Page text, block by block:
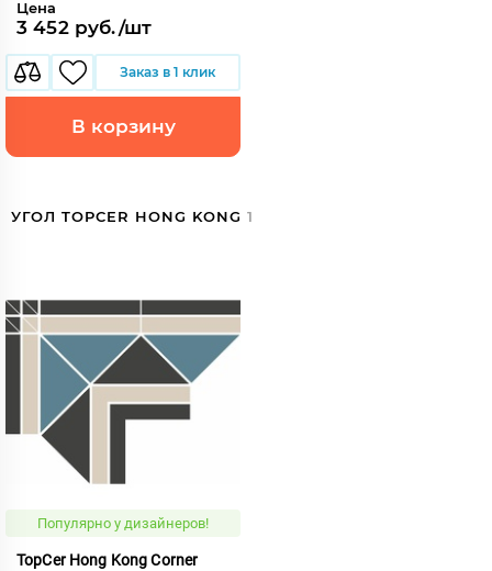
Цена
3 452 руб./шт
Заказ в 1 клик
В корзину
УГОЛ TOPCER HONG KONG 1
Популярно у дизайнеров!
TopCer Hong Kong Corner